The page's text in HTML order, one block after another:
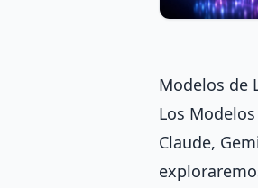
Modelos de
Los
Claude,